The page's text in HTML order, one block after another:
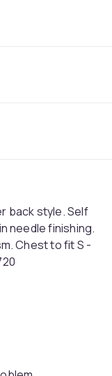
back style. Self
needle finishing.
Chest to fit S -